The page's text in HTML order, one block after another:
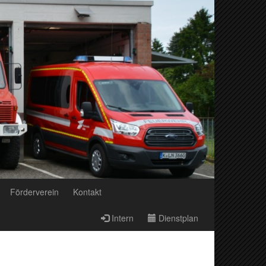
Förderverein Kontakt
Intern Dienstplan